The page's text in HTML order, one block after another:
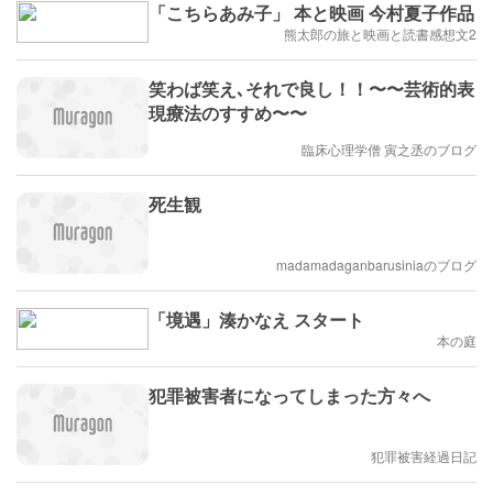
「こちらあみ子」 本と映画 今村夏子作品
熊太郎の旅と映画と読書感想文2
笑わば笑え､それで良し！！〜〜芸術的表
現療法のすすめ〜〜
臨床心理学僧 寅之丞のブログ
死生観
madamadaganbarusiniaのブログ
「境遇」湊かなえ スタート
本の庭
犯罪被害者になってしまった方々へ
犯罪被害経過日記